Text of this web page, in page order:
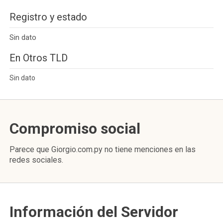
Registro y estado
Sin dato
En Otros TLD
Sin dato
Compromiso social
Parece que Giorgio.com.py no tiene menciones en las
redes sociales.
Información del Servidor